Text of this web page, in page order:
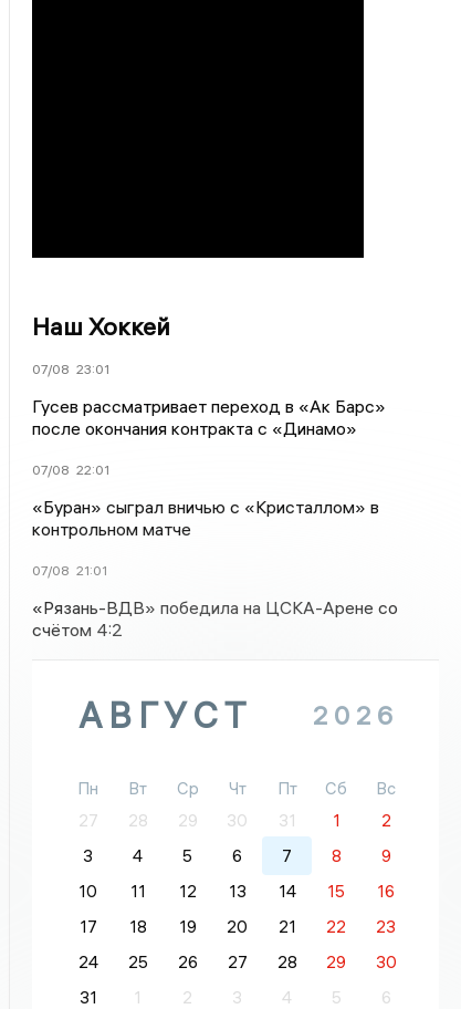
Наш Хоккей
07/08 23:01
Гусев рассматривает переход в «Ак Барс»
после окончания контракта с «Динамо»
07/08 22:01
«Буран» сыграл вничью с «Кристаллом» в
контрольном матче
07/08 21:01
«Рязань-ВДВ» победила на ЦСКА-Арене со
счётом 4:2
АВГУСТ 2026
Пн Вт Ср Чт Пт Сб
Вс
27
28 29 30 31 1
2
3
4 5 6 7 8
9
10
11 12 13 14 15
16
17
18 19 20 21 22
23
24
25 26 27 28 29
30
31
1 2 3 4 5 6